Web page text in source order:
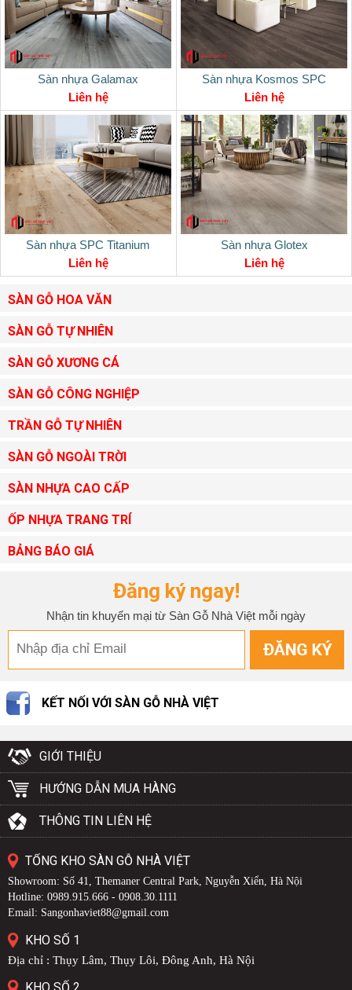
Sàn nhựa Galamax
Liên hệ
Sàn nhựa Kosmos SPC
Liên hệ
Sàn nhựa SPC Titanium
Liên hệ
Sàn nhựa Glotex
Liên hệ
SÀN GỖ HOA VĂN
SÀN GỖ TỰ NHIÊN
SÀN GỖ XƯƠNG CÁ
SÀN GỖ CÔNG NGHIỆP
TRẦN GỖ TỰ NHIÊN
SÀN GỖ NGOÀI TRỜI
SÀN NHỰA CAO CẤP
ỐP NHỰA TRANG TRÍ
BẢNG BÁO GIÁ
Đăng ký ngay!
Nhận tin khuyến mại từ Sàn Gỗ Nhà Việt mỗi ngày
KẾT NỐI VỚI SÀN GỖ NHÀ VIỆT
GIỚI THIỆU
HƯỚNG DẪN MUA HÀNG
THÔNG TIN LIÊN HỆ
TỔNG KHO SÀN GỖ NHÀ VIỆT
Showroom: Số 41, Themaner Central Park, Nguyễn Xiển, Hà Nội
Hotline: 0989.915.666 - 0908.30.1111
Email: Sangonhaviet88@gmail.com
KHO SỐ 1
Địa chỉ : Thụy Lâm, Thụy Lôi, Đông Anh, Hà Nội